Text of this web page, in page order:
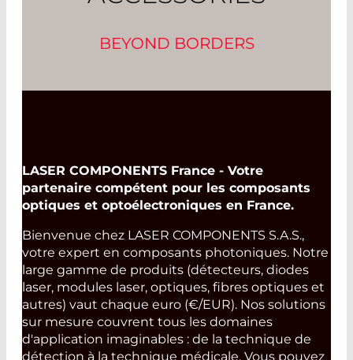
BEYOND BORDERS
LASER COMPONENTS France - Votre
partenaire compétent pour les composants
optiques et optoélectroniques en France.
Bienvenue chez LASER COMPONENTS S.A.S.,
votre expert en composants photoniques. Notre
large gamme de produits (détecteurs, diodes
laser, modules laser, optiques, fibres optiques et
autres) vaut chaque euro (€/EUR). Nos solutions
sur mesure couvrent tous les domaines
d'application imaginables : de la technique de
détection à la technique médicale. Vous pouvez